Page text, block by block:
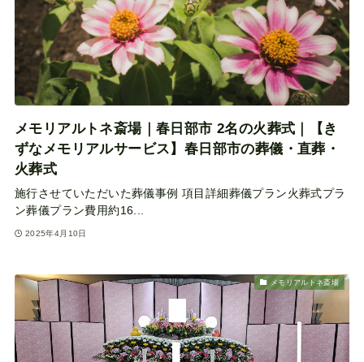
メモリアルトネ斎場｜春日部市 2名の火葬式｜【き
ずなメモリアルサービス】春日部市の葬儀・直葬・
火葬式
施行させていただいた葬儀事例 項目詳細葬儀プラン火葬式プラ
ン葬儀プラン費用約16...
2025年4月10日
メモリアルトネ斎場